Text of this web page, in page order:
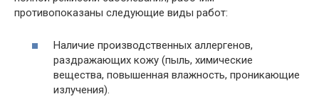
противопоказаны следующие виды работ:
Наличие производственных аллергенов,
раздражающих кожу (пыль, химические
вещества, повышенная влажность, проникающие
излучения).